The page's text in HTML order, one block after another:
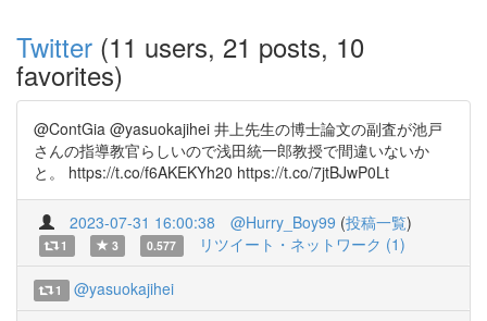
Twitter (11 users, 21 posts, 10
favorites)
@ContGia @yasuokajihei 井上先生の博士論文の副査が池戸
さんの指導教官らしいので浅田統一郎教授で間違いないか
と。 https://t.co/f6AKEKYh20 https://t.co/7jtBJwP0Lt
2023-07-31 16:00:38 @Hurry_Boy99 (投稿一覧)
1 3 0.577 リツイート・ネットワーク (1)
1 @yasuokajihei